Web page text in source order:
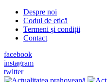
Despre noi
Codul de etică
Termeni și condiții
Contact
facebook
instagram
twitter